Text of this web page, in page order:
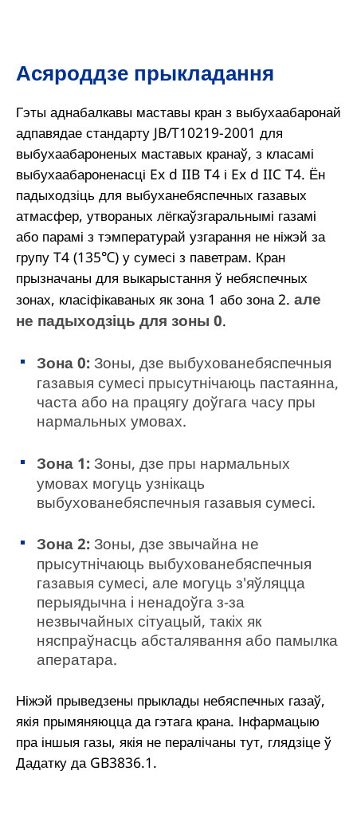
Асяроддзе прыкладання
Гэты аднабалкавы маставы кран з выбухаабаронай
адпавядае стандарту JB/T10219-2001 для
выбухаабароненых маставых кранаў, з класамі
выбухаабароненасці Ex d IIB T4 і Ex d IIC T4. Ён
падыходзіць для выбуханебяспечных газавых
атмасфер, утвораных лёгкаўзгаральнымі газамі
або парамі з тэмпературай узгарання не ніжэй за
групу T4 (135℃) у сумесі з паветрам. Кран
прызначаны для выкарыстання ў небяспечных
зонах, класіфікаваных як зона 1 або зона 2. але
не падыходзіць для зоны 0.
Зона 0: Зоны, дзе выбухованебяспечныя
газавыя сумесі прысутнічаюць пастаянна,
часта або на працягу доўгага часу пры
нармальных умовах.
Зона 1: Зоны, дзе пры нармальных
умовах могуць узнікаць
выбухованебяспечныя газавыя сумесі.
Зона 2: Зоны, дзе звычайна не
прысутнічаюць выбухованебяспечныя
газавыя сумесі, але могуць з'яўляцца
перыядычна і ненадоўга з-за
незвычайных сітуацый, такіх як
няспраўнасць абсталявання або памылка
аператара.
Ніжэй прыведзены прыклады небяспечных газаў,
якія прымяняюцца да гэтага крана. Інфармацыю
пра іншыя газы, якія не пералічаны тут, глядзіце ў
Дадатку да GB3836.1.